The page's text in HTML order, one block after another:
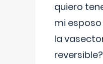
quiero
mi
la